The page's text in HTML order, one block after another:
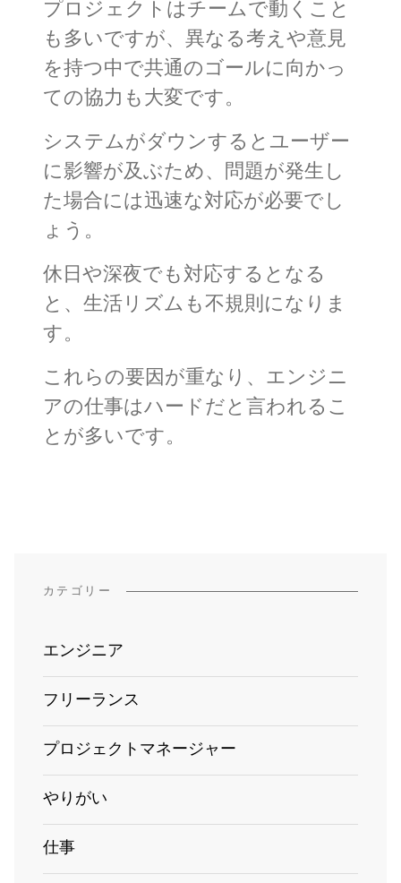
プロジェクトはチームで動くこと
も多いですが、異なる考えや意見
を持つ中で共通のゴールに向かっ
ての協力も大変です。
システムがダウンするとユーザー
に影響が及ぶため、問題が発生し
た場合には迅速な対応が必要でし
ょう。
休日や深夜でも対応するとなる
と、生活リズムも不規則になりま
す。
これらの要因が重なり、エンジニ
アの仕事はハードだと言われるこ
とが多いです。
カテゴリー
エンジニア
フリーランス
プロジェクトマネージャー
やりがい
仕事